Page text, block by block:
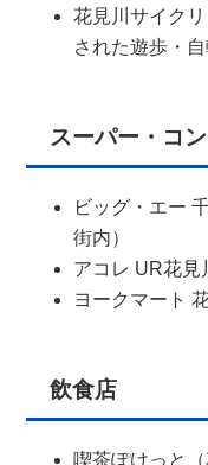
花見川サイク
された遊歩・自
スーパー・コ
ビッグ・エー
街内）
アコレ UR花見
ヨークマート
飲食店
喫茶ぽけっと